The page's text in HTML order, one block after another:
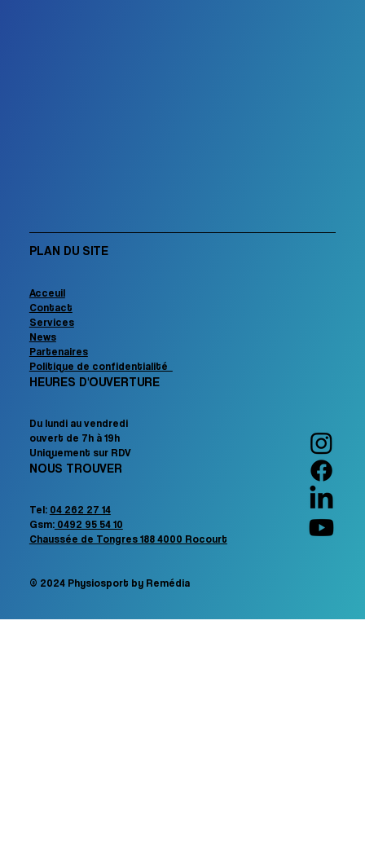
Acceuil
Contact
Services
News
Partenaires
Politique de confidentialité
PLAN DU SITE
Du lundi au vendredi
ouvert de 7h à 19h
Uniquement sur RDV
HEURES D'OUVERTURE
Tel: 04 262 27 14
Gsm:0492 95 54 10
Chaussée de Tongres 188 4000 Rocourt
© 2024 Physiosport by Remédia
NOUS TROUVER